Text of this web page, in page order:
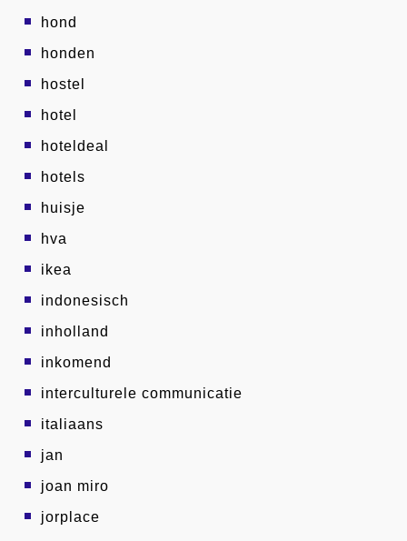
hond
honden
hostel
hotel
hoteldeal
hotels
huisje
hva
ikea
indonesisch
inholland
inkomend
interculturele communicatie
italiaans
jan
joan miro
jorplace